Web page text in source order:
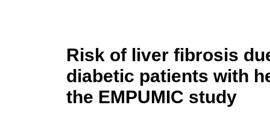
Risk of liver fibrosis
diabetic patients with
the EMPUMIC study